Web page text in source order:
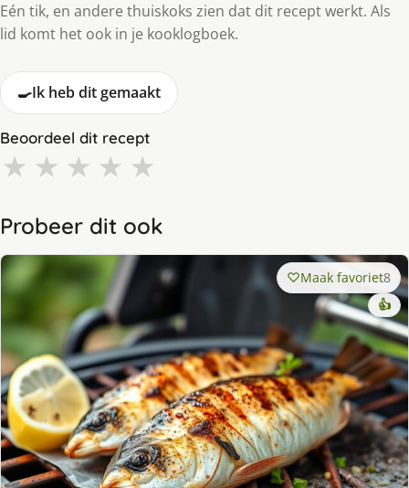
Eén tik, en andere thuiskoks zien dat dit recept werkt. Als
lid komt het ook in je kooklogboek.
🍳Ik heb dit gemaakt
Beoordeel dit recept
★ ★ ★ ★ ★
Probeer dit ook
Maak favoriet8
👍